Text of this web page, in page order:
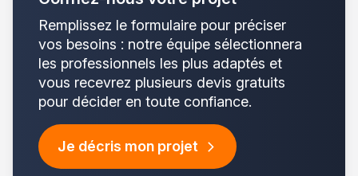
Remplissez le formulaire pour préciser
vos besoins : notre équipe sélectionnera
les professionnels les plus adaptés et
vous recevrez plusieurs devis gratuits
pour décider en toute confiance.
Je décris mon projet